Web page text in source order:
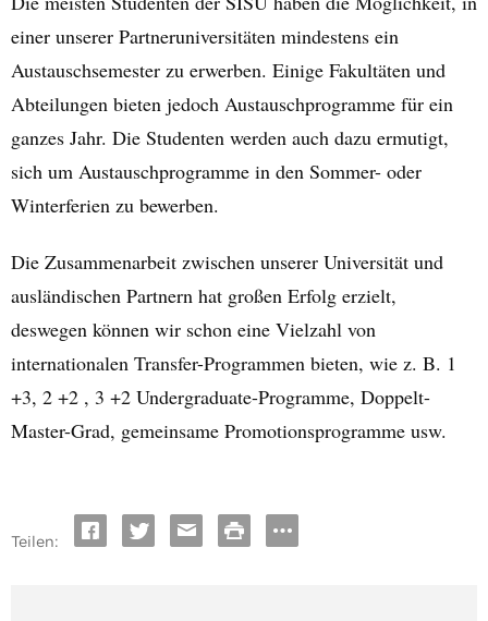
einer unserer Partneruniversitäten mindestens ein
Austauschsemester zu erwerben. Einige Fakultäten und
Abteilungen bieten jedoch Austauschprogramme für ein
ganzes Jahr. Die Studenten werden auch dazu ermutigt,
sich um Austauschprogramme in den Sommer- oder
Winterferien zu bewerben.
Die Zusammenarbeit zwischen unserer Universität und
ausländischen Partnern hat großen Erfolg erzielt,
deswegen können wir schon eine Vielzahl von
internationalen Transfer-Programmen bieten, wie z. B. 1
+3, 2 +2 , 3 +2 Undergraduate-Programme, Doppelt-
Master-Grad, gemeinsame Promotionsprogramme usw.
Teilen: